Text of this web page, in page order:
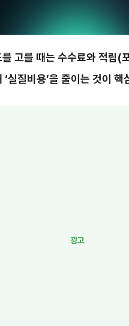
고를 때는 수수료와 적립(
‘실질비용’을 줄이는 것이 핵